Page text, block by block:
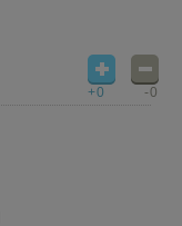
+0 -0